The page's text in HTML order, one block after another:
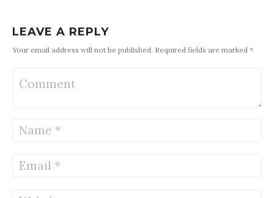
LEAVE A REPLY
Your email address will not be published. Required fields are marked *